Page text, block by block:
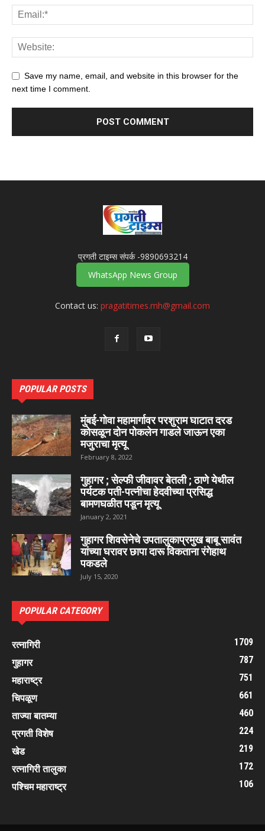
Save my name, email, and website in this browser for the
next time I comment.
प्रगती टाइम्स संपर्क -9890693214
WhatsApp News Group
Contact us: pragatitimes.mh@gmail.com
POPULAR POSTS
मुंबई-गोवा महामार्गावर परशुराम घाटात दरड
कोसळून दोन पोकलेन गाडले जाऊन एका
मजुराचा मृत्यू
February 8, 2022
गुहागर ; सेल्फी जीवावर बेतली ; ठाणे येथील
पर्यटक पती-पत्नीचा हेदवीच्या प्रसिद्ध
बामणघळीत पडून मृत्यू
January 2, 2021
गुहागर शिवसेनेचे उपतालुकाप्रमुख बाबू सावंत
यांच्या घरावर छापा दारू विकताना रंगेहाथ
पकडले
July 15, 2020
POPULAR CATEGORY
रत्नागिरी
1709
गुहागर
787
महाराष्ट्र
751
चिपळूण
661
ताज्या बातम्या
460
प्रगती विशेष
224
खेड
219
रत्नागिरी तालुका
172
पश्चिम महाराष्ट्र
106